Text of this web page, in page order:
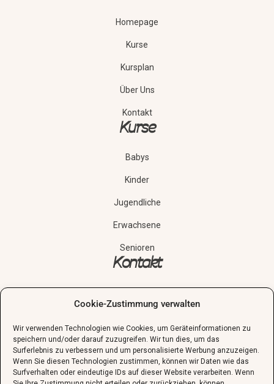
Cookie-Zustimmung verwalten
Wir verwenden Technologien wie Cookies, um Geräteinformationen zu
speichern und/oder darauf zuzugreifen. Wir tun dies, um das
Surferlebnis zu verbessern und um personalisierte Werbung anzuzeigen.
Wenn Sie diesen Technologien zustimmen, können wir Daten wie das
Surfverhalten oder eindeutige IDs auf dieser Website verarbeiten. Wenn
Homepage
Kurse
Kursplan
Über Uns
Kontakt
Kurse
Babys
Kinder
Jugendliche
Erwachsene
Senioren
Kontakt
Grünstraße 24, 40667 Meerbusch
Schnupperstunde vereinbaren